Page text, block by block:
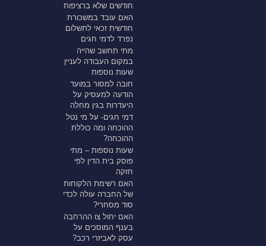
חודשים שלא ברציפות
האם עובד במשכורת
חודשית זכאי לתשלום
נפרד לדמי חגים
מתי תחשב שהייה
במקום העבודה לעניין
שעות נוספות
חובה למסור במועד
הודעה למעסיק על
היעדרות בגין מחלה
דמי חגים- על מי נטל
ההוכחה ומה כוללת
ההוכחה?
שעות נוספות – מתי
פוסק בית הדין לפי
חזקה
האם רשימת הלקוחות
של החברה עולה לכדי
סוד מסחרי?
האם יחול צו ההרחבה
בענף המוסכים על
עסק לאביזרי רכב?